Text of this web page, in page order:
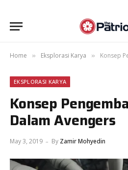
Home » Eksplorasi Karya » Konsep
EKSPLORASI KARYA
Konsep
Dalam Avengers
May 3, 2019 By Zamir Mohyedin